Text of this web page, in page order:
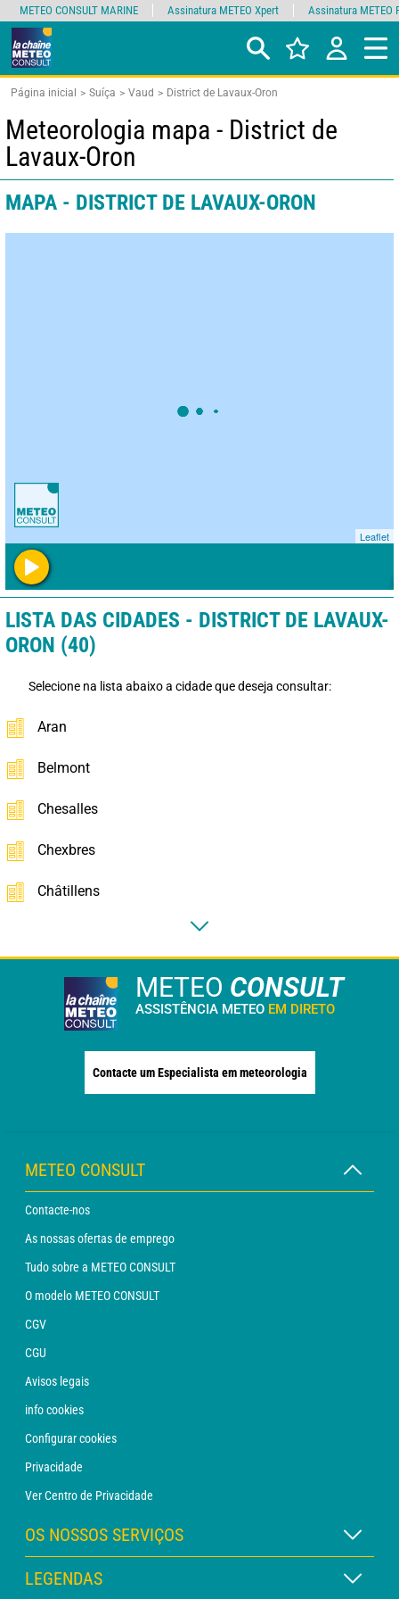
Página inicial Suíça Vaud District de Lavaux-Oron
Meteorologia mapa - District de
Lavaux-Oron
MAPA - DISTRICT DE LAVAUX-ORON
Leaflet
LISTA DAS CIDADES - DISTRICT DE LAVAUX-
ORON (40)
Selecione na lista abaixo a cidade que deseja consultar:
Aran
Belmont
Chesalles
Chexbres
Châtillens
METEO CONSULT
ASSISTÊNCIA METEO EM DIRETO
Contacte um Especialista em meteorologia
METEO CONSULT
Contacte-nos
As nossas ofertas de emprego
Tudo sobre a METEO CONSULT
O modelo METEO CONSULT
CGV
CGU
Avisos legais
info cookies
Configurar cookies
Privacidade
Ver Centro de Privacidade
OS NOSSOS SERVIÇOS
Assinatura METEO Xpert
LEGENDAS
METEO CONSULT MARINE Assinatura METEO Xpert Assinatura METEO